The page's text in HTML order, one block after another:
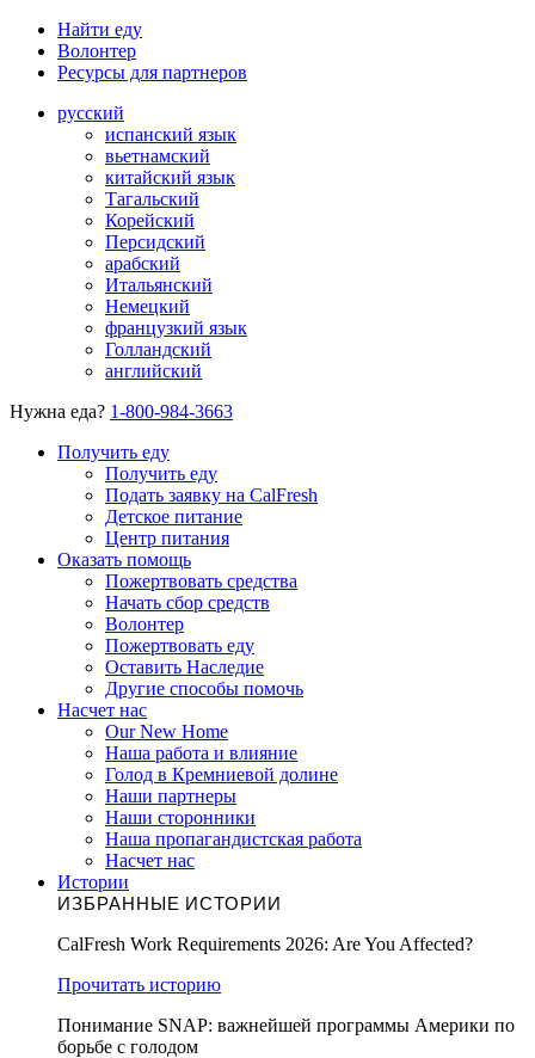
Найти еду
Волонтер
Ресурсы для партнеров
русский
испанский язык
вьетнамский
китайский язык
Тагальский
Корейский
Персидский
арабский
Итальянский
Немецкий
французкий язык
Голландский
английский
Нужна еда? 1-800-984-3663
Получить еду
Получить еду
Подать заявку на CalFresh
Детское питание
Центр питания
Оказать помощь
Пожертвовать средства
Начать сбор средств
Волонтер
Пожертвовать еду
Оставить Наследие
Другие способы помочь
Насчет нас
Our New Home
Наша работа и влияние
Голод в Кремниевой долине
Наши партнеры
Наши сторонники
Наша пропагандистская работа
Насчет нас
Истории
ИЗБРАННЫЕ ИСТОРИИ
CalFresh Work Requirements 2026: Are You Affected?
Прочитать историю
Понимание SNAP: важнейшей программы Америки по
борьбе с голодом